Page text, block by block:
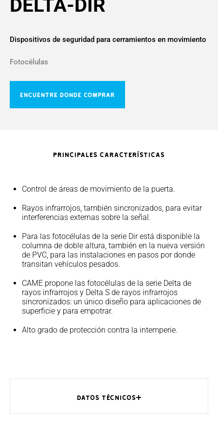
DELTA-DIR
Dispositivos de seguridad para cerramientos en movimiento
Fotocélulas
ENCUENTRE DONDE COMPRAR
PRINCIPALES CARACTERÍSTICAS
Control de áreas de movimiento de la puerta.
Rayos infrarrojos, también sincronizados, para evitar
interferencias externas sobre la señal.
Para las fotocélulas de la serie Dir está disponible la
columna de doble altura, también en la nueva versión
de PVC, para las instalaciones en pasos por donde
transitan vehículos pesados.
CAME propone las fotocélulas de la serie Delta de
rayos infrarrojos y Delta S de rayos infrarrojos
sincronizados: un único diseño para aplicaciones de
superficie y para empotrar.
Alto grado de protección contra la intemperie.
DATOS TÉCNICOS